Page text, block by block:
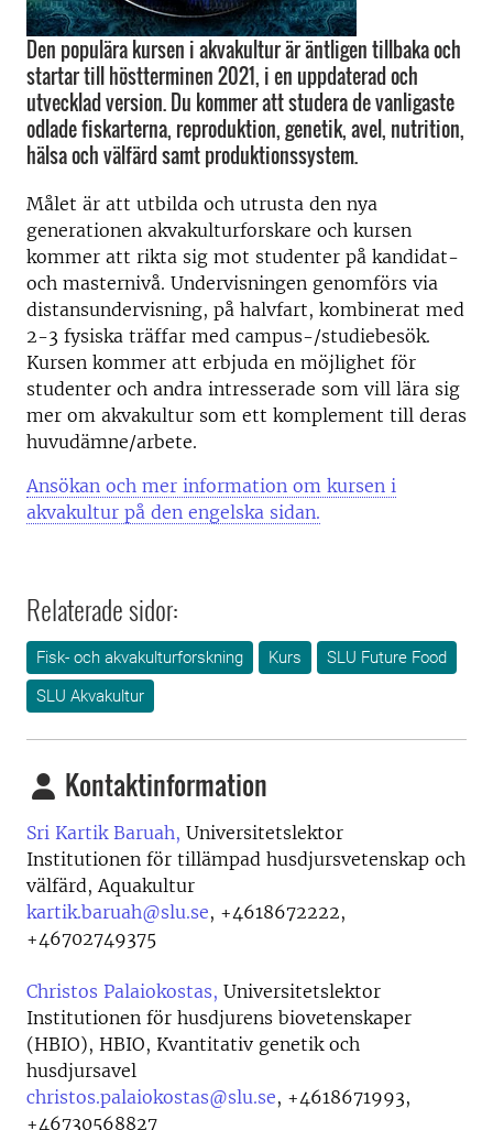
Den populära kursen i akvakultur är äntligen tillbaka och
startar till höstterminen 2021, i en uppdaterad och
utvecklad version. Du kommer att studera de vanligaste
odlade fiskarterna, reproduktion, genetik, avel, nutrition,
hälsa och välfärd samt produktionssystem.
Målet är att utbilda och utrusta den nya
generationen akvakulturforskare och kursen
kommer att rikta sig mot studenter på kandidat-
och masternivå. Undervisningen genomförs via
distansundervisning, på halvfart, kombinerat med
2-3 fysiska träffar med campus-/studiebesök.
Kursen kommer att erbjuda en möjlighet för
studenter och andra intresserade som vill lära sig
mer om akvakultur som ett komplement till deras
huvudämne/arbete.
Ansökan och mer information om kursen i
akvakultur på den engelska sidan.
Relaterade sidor:
Fisk- och akvakulturforskning Kurs
SLU Future Food
SLU Akvakultur
Kontaktinformation
Sri Kartik Baruah, Universitetslektor
Institutionen för tillämpad husdjursvetenskap och
välfärd, Aquakultur
kartik.baruah@slu.se, +4618672222,
+46702749375
Christos Palaiokostas, Universitetslektor
Institutionen för husdjurens biovetenskaper
(HBIO), HBIO, Kvantitativ genetik och
husdjursavel
christos.palaiokostas@slu.se, +4618671993,
+46730568827